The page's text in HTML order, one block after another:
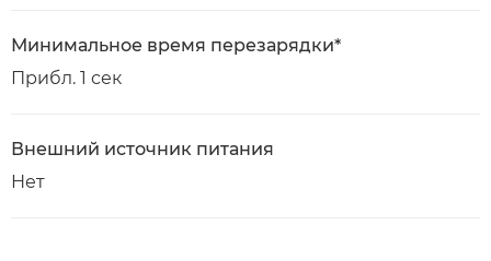
Минимальное время перезарядки*
Прибл. 1 сек
Внешний источник питания
Нет